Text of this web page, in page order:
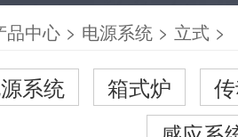
品中心 > 电源系统 > 立式 >
系统 箱式炉